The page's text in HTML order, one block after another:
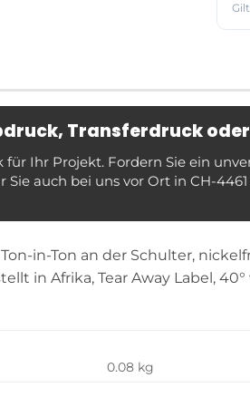
Transferdruck
Ihr Projekt. Fordern Sie ein
auch bei uns vor Ort in CH-4461
in-Ton an der Schulter,
in Afrika, Tear Away Label,
0.08 kg